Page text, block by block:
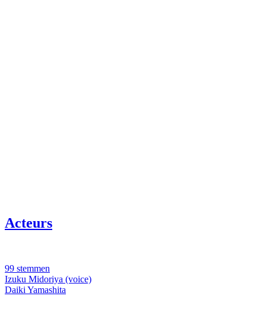
Acteurs
99 stemmen
Izuku Midoriya (voice)
Daiki Yamashita